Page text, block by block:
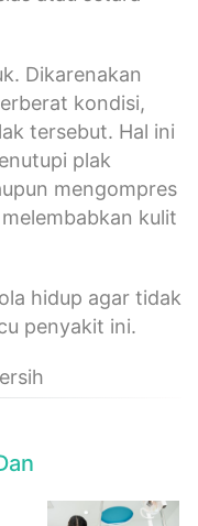
Dikarenakan
kondisi,
tersebut. Hal ini
plak
mengompres
kulit
hidup agar tidak
penyakit ini.